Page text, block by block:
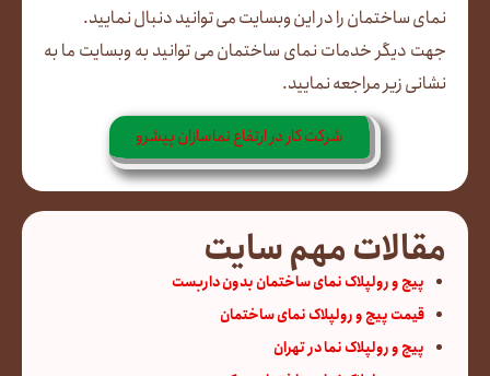
نمای ساختمان را در این وبسایت می توانید دنبال نمایید.
جهت دیگر خدمات نمای ساختمان می توانید به وبسایت ما به
نشانی زیر مراجعه نمایید.
شرکت کار در ارتفاع نماسازان پیشرو
مقالات مهم سایت
پیچ و رولپلاک نمای ساختمان بدون داربست
قیمت پیچ و رولپلاک نمای ساختمان
پیچ و رولپلاک نما در تهران